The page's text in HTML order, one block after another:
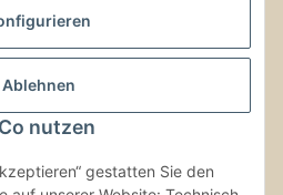
Ablehnen
nutzen
gestatten Sie den